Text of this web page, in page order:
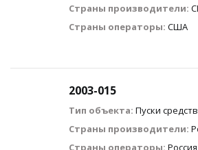
Страны производители:
Страны операторы: США
2003-015
Тип объекта: Пуски
Страны производители:
Страны операторы: Россия